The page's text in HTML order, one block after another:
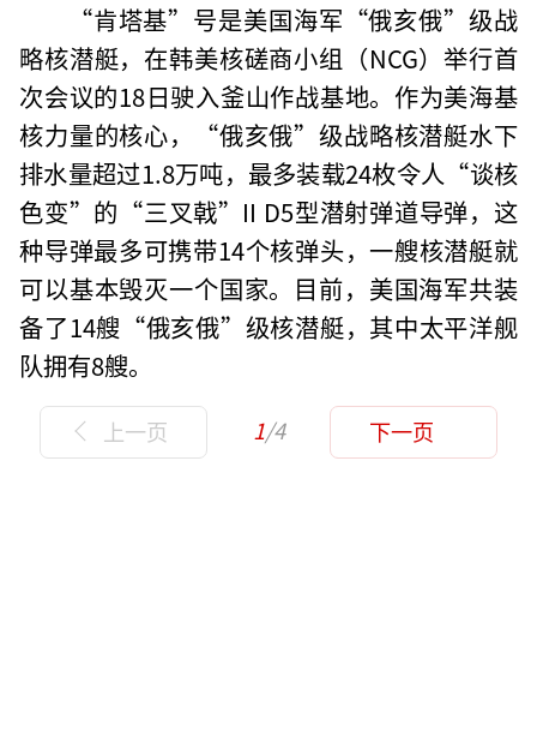
“肯塔基”号是美国海军“俄亥俄”级战
略核潜艇，在韩美核磋商小组（NCG）举行首
次会议的18日驶入釜山作战基地。作为美海基
核力量的核心，“俄亥俄”级战略核潜艇水下
排水量超过1.8万吨，最多装载24枚令人“谈核
色变”的“三叉戟”II D5型潜射弹道导弹，这
种导弹最多可携带14个核弹头，一艘核潜艇就
可以基本毁灭一个国家。目前，美国海军共装
备了14艘“俄亥俄”级核潜艇，其中太平洋舰
队拥有8艘。
上一页 1/4 下一页